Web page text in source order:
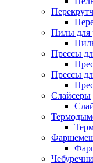
Пилы для
Прессы
Прессы
Слайсеры